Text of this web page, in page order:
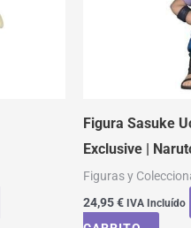
Figura Sasuke
Exclusive |
Figuras y
24,95€ IVA Incluído